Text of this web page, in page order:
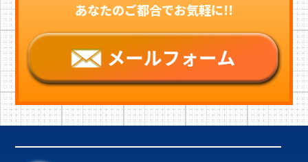
あなたのご都合でお気軽に!!